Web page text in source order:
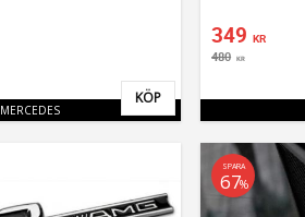
MERCEDES Lägg till i favoriter
KÖP
349 KR
480 KR
SPARA
67%